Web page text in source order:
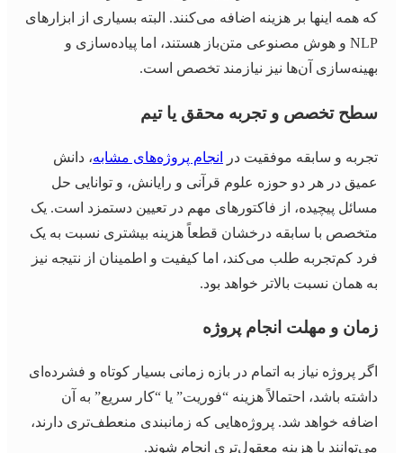
که همه اینها بر هزینه اضافه می‌کنند. البته بسیاری از ابزارهای
NLP و هوش مصنوعی متن‌باز هستند، اما پیاده‌سازی و
بهینه‌سازی آن‌ها نیز نیازمند تخصص است.
سطح تخصص و تجربه محقق یا تیم
تجربه و سابقه موفقیت در انجام پروژه‌های مشابه، دانش
عمیق در هر دو حوزه علوم قرآنی و رایانش، و توانایی حل
مسائل پیچیده، از فاکتورهای مهم در تعیین دستمزد است. یک
متخصص با سابقه درخشان قطعاً هزینه بیشتری نسبت به یک
فرد کم‌تجربه طلب می‌کند، اما کیفیت و اطمینان از نتیجه نیز
به همان نسبت بالاتر خواهد بود.
زمان و مهلت انجام پروژه
اگر پروژه نیاز به اتمام در بازه زمانی بسیار کوتاه و فشرده‌ای
داشته باشد، احتمالاً هزینه “فوریت” یا “کار سریع” به آن
اضافه خواهد شد. پروژه‌هایی که زمانبندی منعطف‌تری دارند،
می‌توانند با هزینه معقول‌تری انجام شوند.